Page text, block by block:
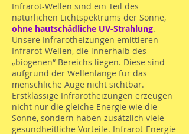
Infrarot-Wellen sind ein Teil des
natürlichen Lichtspektrums der Sonne,
ohne hautschädliche UV-Strahlung.
Unsere Infrarotheizungen emittieren
Infrarot-Wellen, die innerhalb des
„biogenen“ Bereichs liegen. Diese sind
aufgrund der Wellenlänge für das
menschliche Auge nicht sichtbar.
Erstklassige Infrarotheizungen erzeugen
nicht nur die gleiche Energie wie die
Sonne, sondern haben zusätzlich viele
gesundheitliche Vorteile. Infrarot-Energie